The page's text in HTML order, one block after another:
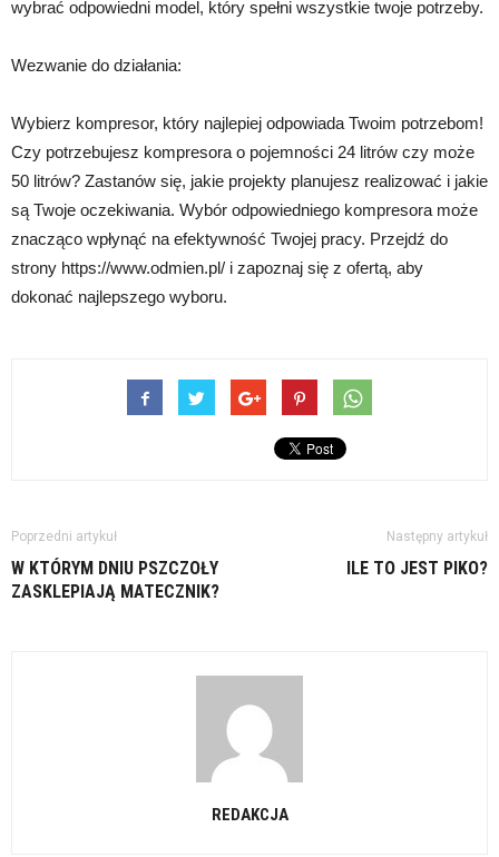
wybrać odpowiedni model, który spełni wszystkie twoje potrzeby.
Wezwanie do działania:
Wybierz kompresor, który najlepiej odpowiada Twoim potrzebom!
Czy potrzebujesz kompresora o pojemności 24 litrów czy może
50 litrów? Zastanów się, jakie projekty planujesz realizować i jakie
są Twoje oczekiwania. Wybór odpowiedniego kompresora może
znacząco wpłynąć na efektywność Twojej pracy. Przejdź do
strony https://www.odmien.pl/ i zapoznaj się z ofertą, aby
dokonać najlepszego wyboru.
Poprzedni artykuł
W KTÓRYM DNIU PSZCZOŁY
ZASKLEPIAJĄ MATECZNIK?
Następny artykuł
ILE TO JEST PIKO?
REDAKCJA